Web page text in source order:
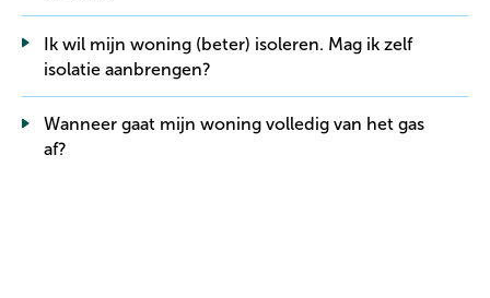
isolatie aanbrengen?
Wanneer gaat mijn woning volledig van het gas
af?